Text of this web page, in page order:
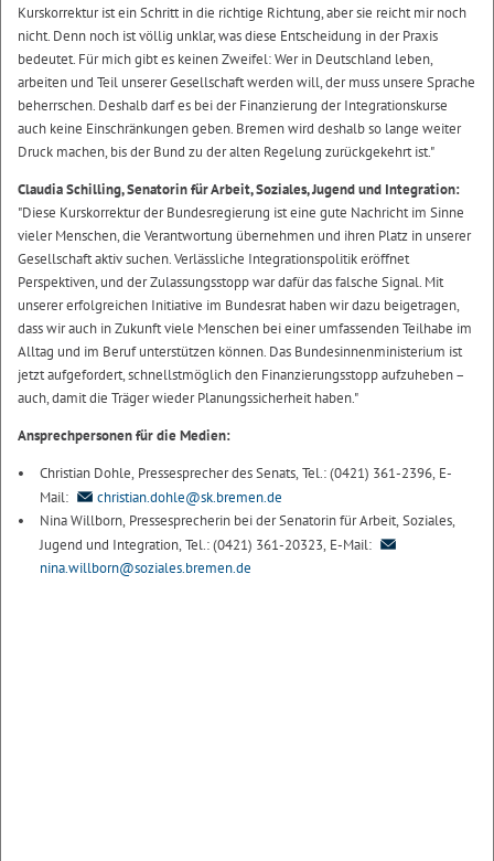
Kurskorrektur ist ein Schritt in die richtige Richtung, aber sie reicht mir noch
nicht. Denn noch ist völlig unklar, was diese Entscheidung in der Praxis
bedeutet. Für mich gibt es keinen Zweifel: Wer in Deutschland leben,
arbeiten und Teil unserer Gesellschaft werden will, der muss unsere Sprache
beherrschen. Deshalb darf es bei der Finanzierung der Integrationskurse
auch keine Einschränkungen geben. Bremen wird deshalb so lange weiter
Druck machen, bis der Bund zu der alten Regelung zurückgekehrt ist."
Claudia Schilling, Senatorin für Arbeit, Soziales, Jugend und Integration:
"Diese Kurskorrektur der Bundesregierung ist eine gute Nachricht im Sinne
vieler Menschen, die Verantwortung übernehmen und ihren Platz in unserer
Gesellschaft aktiv suchen. Verlässliche Integrationspolitik eröffnet
Perspektiven, und der Zulassungsstopp war dafür das falsche Signal. Mit
unserer erfolgreichen Initiative im Bundesrat haben wir dazu beigetragen,
dass wir auch in Zukunft viele Menschen bei einer umfassenden Teilhabe im
Alltag und im Beruf unterstützen können. Das Bundesinnenministerium ist
jetzt aufgefordert, schnellstmöglich den Finanzierungsstopp aufzuheben –
auch, damit die Träger wieder Planungssicherheit haben."
Ansprechpersonen für die Medien:
Christian Dohle, Pressesprecher des Senats, Tel.: (0421) 361-2396, E-
Mail:
christian.dohle@sk.bremen.de
Nina Willborn, Pressesprecherin bei der Senatorin für Arbeit, Soziales,
Jugend und Integration, Tel.: (0421) 361-20323, E-Mail:
nina.willborn@soziales.bremen.de